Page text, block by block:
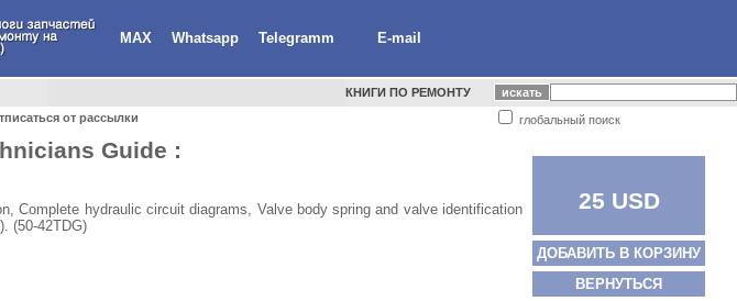
MAX Whatsapp Telegramm E-mail
КНИГИ ПО РЕМОНТУ
глобальный поиск
от рассылки
Guide :
Complete hydraulic circuit diagrams, Valve body spring and valve identification
(50-42TDG)
25 USD
ДОБАВИТЬ В КОРЗИНУ
ВЕРНУТЬСЯ